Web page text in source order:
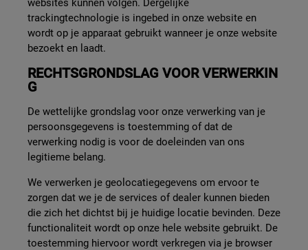
websites kunnen volgen. Dergelijke
trackingtechnologie is ingebed in onze website en
wordt op je apparaat gebruikt wanneer je onze website
bezoekt en laadt.
RECHTSGRONDSLAG VOOR VERWERKIN
G
De wettelijke grondslag voor onze verwerking van je
persoonsgegevens is toestemming of dat de
verwerking nodig is voor de doeleinden van ons
legitieme belang.
We verwerken je geolocatiegegevens om ervoor te
zorgen dat we je de services of dealer kunnen bieden
die zich het dichtst bij je huidige locatie bevinden. Deze
functionaliteit wordt op onze hele website gebruikt. De
toestemming hiervoor wordt verkregen via je browser